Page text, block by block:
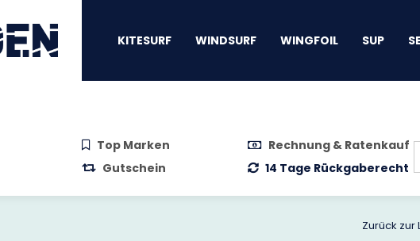
KITESURF WINDSURF WINGFOIL SUP
Top Marken
Rechnung & Ratenkauf
Gutschein
14 Tage Rückgaberecht
Zurück zur